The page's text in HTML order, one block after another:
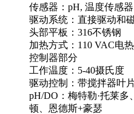
传感器：pH, 温度传感
驱动系统：直接驱动和
头部平板：316不锈钢
加热方式：110 VAC电
控制器部分
工作温度：5-40摄氏度
驱动控制：带搅拌器叶
pH/DO：梅特勒·托莱多
顿、恩德斯+豪瑟